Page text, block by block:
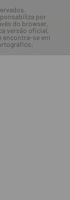
por
do browser,
versão oficial,
encontra-se em